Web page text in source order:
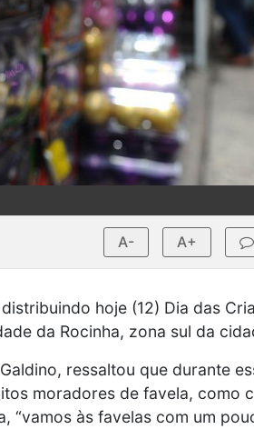
A- A+
hoje (12) Dia das
da Rocinha, zona sul da
ressaltou que durante
moradores de favela, como
“vamos às favelas com um